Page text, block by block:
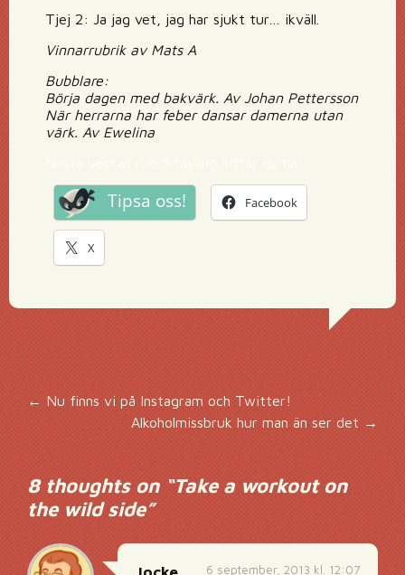
Tjej 2: Ja jag vet, jag har sjukt tur… ikväll.
Vinnarrubrik av Mats A
Bubblare:
Börja dagen med bakvärk. Av Johan Pettersson
När herrarna har feber dansar damerna utan
värk. Av Ewelina
Tipsa oss! Facebook
X
Inläggsnavigering
←Nu finns vi på Instagram och Twitter!
Alkoholmissbruk hur man än ser det →
8 thoughts on “Take a workout on
the wild side”
6 september, 2013 kl. 12:07